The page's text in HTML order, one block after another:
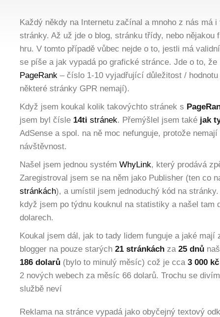
Každý někdy na Internetu začínal a mnoho z nás má
stránky. Až už jde o blog, stránku třídy, nebo nějakou
hru. V tomto případě vůbec nejde o to, jestli má
se píše a jak vypadá po grafické stránce. Jde o to, že
PageRank – číslo 1-10 vyjadřující důležitost /
některé stránky GPR nemají).
Když jsem koukal kolik takovýchto stránek s
jsem byl čísle 14ti stránek. Přemýšlel jsem také jak
AdSense a spol. na ně moc nefunguje, protože
návštěvnost.
Našel jsem jednou systém WhyLink, který prodává
Zaregistroval jsem se na něm jako Publisher (ten co
stránkách), a umístil jsem jednoduchý kód na
když jsem po týdnu kouknul na statistiky a našel tam
dolarech.
Koukal jsem dál, jak to tady lidem funguje a jaké mají
blogger na pouze starých 21 stránkách za25 dnů
186 dolarů (bylo to minulý měsíc) což je cca 3 000 kč
2 nových webech za měsíc 66 dolarů. Trochu se
službě neví
Reklama na stránce vypadá jako obyčejný textový